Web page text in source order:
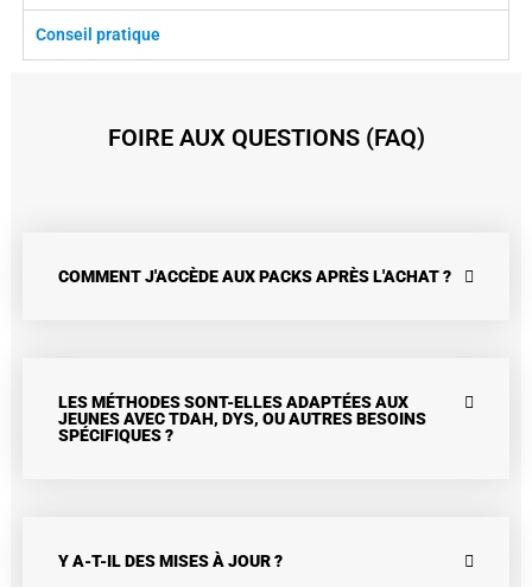
Conseil pratique
FOIRE AUX QUESTIONS (FAQ)
COMMENT J'ACCÈDE AUX PACKS APRÈS L'ACHAT ?
LES MÉTHODES SONT-ELLES ADAPTÉES AUX
JEUNES AVEC TDAH, DYS, OU AUTRES BESOINS
SPÉCIFIQUES ?
Y A-T-IL DES MISES À JOUR ?